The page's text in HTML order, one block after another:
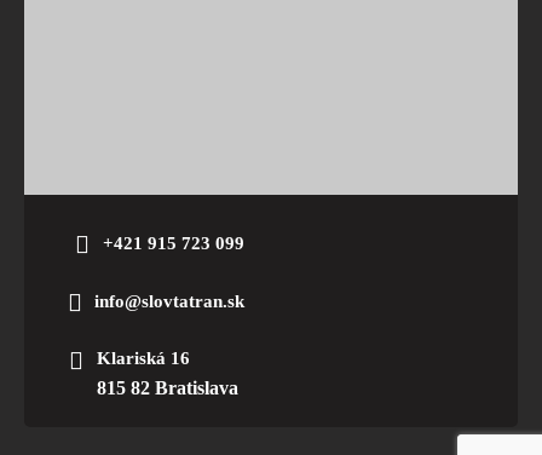
+421 915 723 099
info@slovtatran.sk
Klariská 16
815 82 Bratislava